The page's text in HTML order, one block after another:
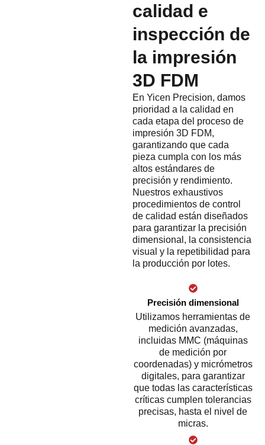
calidad e
inspección de
la impresión
3D FDM
En Yicen Precision, damos
prioridad a la calidad en
cada etapa del proceso de
impresión 3D FDM,
garantizando que cada
pieza cumpla con los más
altos estándares de
precisión y rendimiento.
Nuestros exhaustivos
procedimientos de control
de calidad están diseñados
para garantizar la precisión
dimensional, la consistencia
visual y la repetibilidad para
la producción por lotes.
Precisión dimensional
Utilizamos herramientas de
medición avanzadas,
incluidas MMC (máquinas
de medición por
coordenadas) y micrómetros
digitales, para garantizar
que todas las características
críticas cumplen tolerancias
precisas, hasta el nivel de
micras.